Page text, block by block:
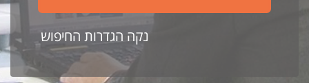
נקה הגדרות החיפוש